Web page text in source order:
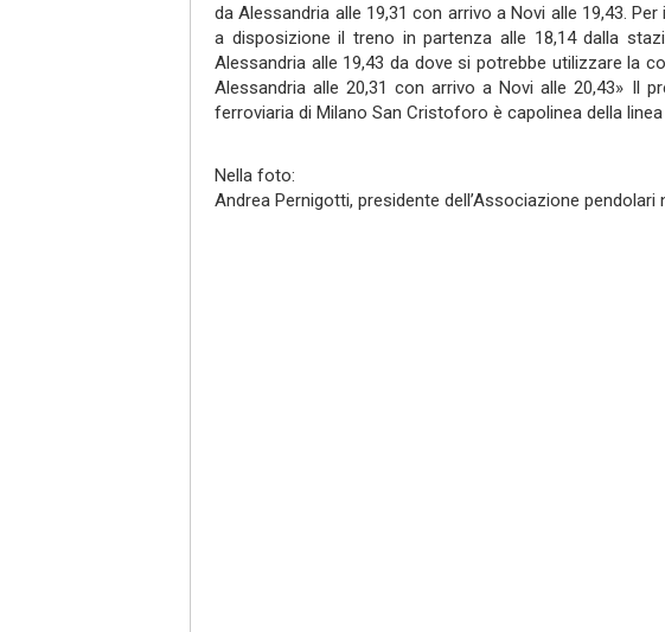
da Alessandria alle 19,31 con arrivo a Novi alle 19,43.
a disposizione il treno in partenza alle 18,14 dalla
Alessandria alle 19,43 da dove si potrebbe utilizzare la
Alessandria alle 20,31 con arrivo a Novi alle 20,43» Il
ferroviaria di Milano San Cristoforo è capolinea della
Nella foto:
Andrea Pernigotti, presidente dell’Associazione pendolari